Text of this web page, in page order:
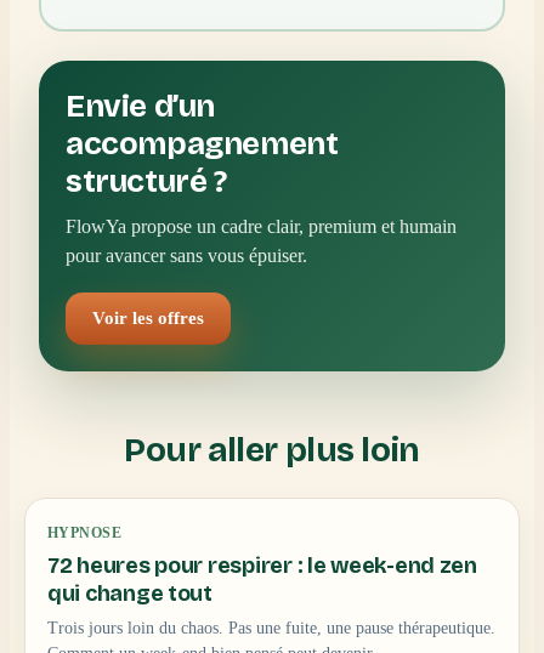
Envie d’un
accompagnement
structuré ?
FlowYa propose un cadre clair, premium et humain
pour avancer sans vous épuiser.
Voir les offres
Pour aller plus loin
HYPNOSE
72 heures pour respirer : le week-end zen
qui change tout
Trois jours loin du chaos. Pas une fuite, une pause thérapeutique.